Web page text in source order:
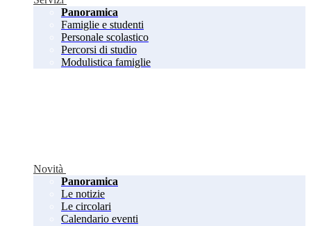
Panoramica
Famiglie e studenti
Personale scolastico
Percorsi di studio
Modulistica famiglie
Novità
Panoramica
Le notizie
Le circolari
Calendario eventi